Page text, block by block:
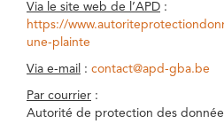
Via le site web de l’APD :
https://
une-plainte
Via e-mail : contact@apd-gba.be
Par courrier :
Autorité de protection des